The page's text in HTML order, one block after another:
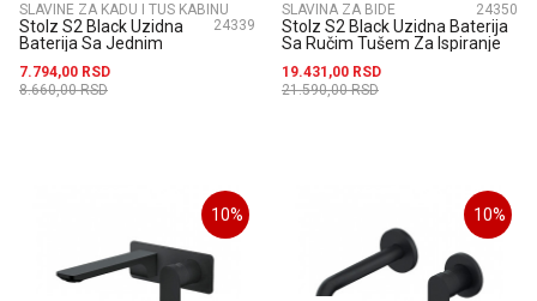
SLAVINE ZA KADU I TUS KABINU
24339
Stolz S2 Black Uzidna
Baterija Sa Jednim
7.794,00 RSD
8.660,00RSD
SLAVINA ZA BIDE 24350
Stolz S2 Black Uzidna Baterija
Sa Ručim Tušem Za Ispiranje
19.431,00 RSD
21.590,00RSD
10% 10%